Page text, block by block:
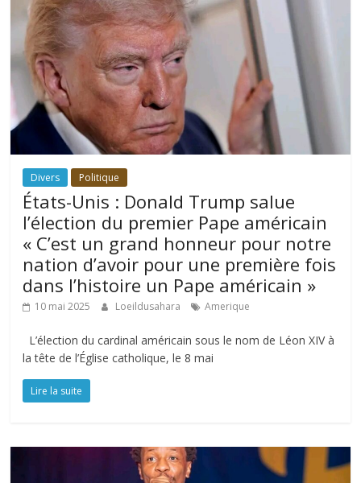
Divers Politique
États-Unis : Donald Trump salue
l’élection du premier Pape américain
« C’est un grand honneur pour notre
nation d’avoir pour une première fois
dans l’histoire un Pape américain »
10 mai 2025 Loeildusahara Amerique
L’élection du cardinal américain sous le nom de Léon XIV à
la tête de l’Église catholique, le 8 mai
Lire la suite